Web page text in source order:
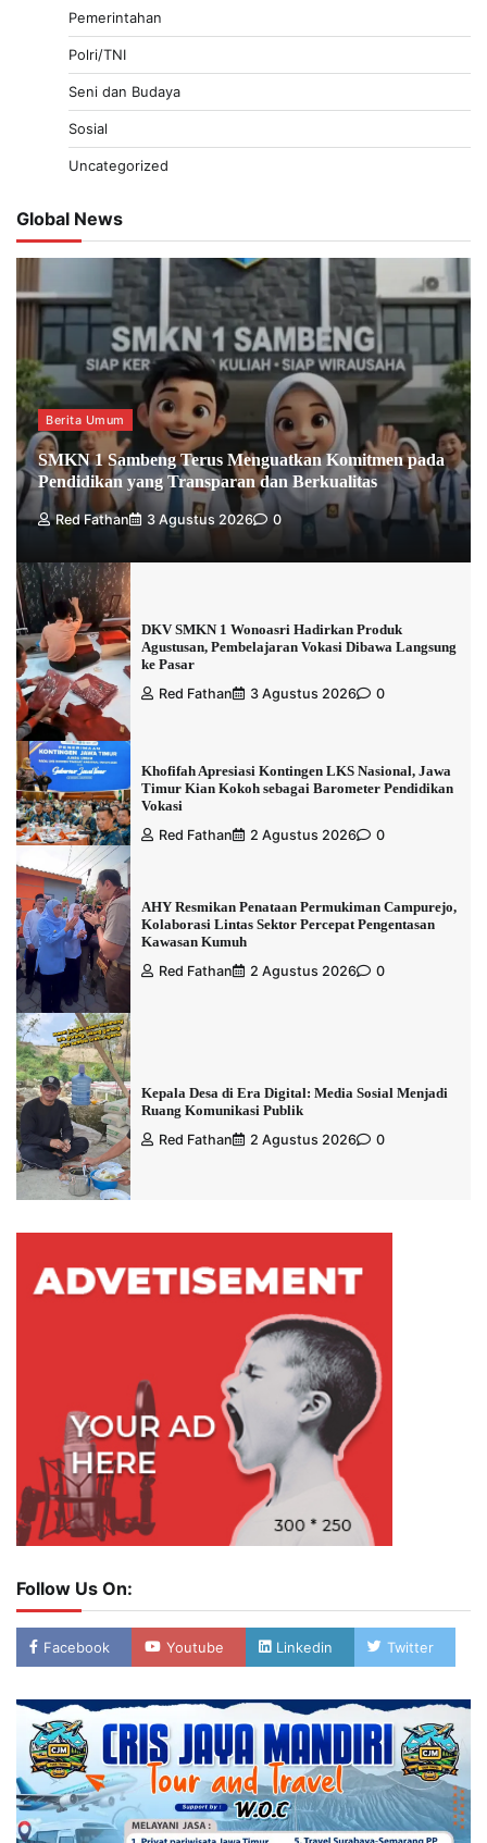
Pemerintahan
Polri/TNI
Seni dan Budaya
Sosial
Uncategorized
Global News
Berita Umum
SMKN 1 Sambeng Terus Menguatkan Komitmen pada
Pendidikan yang Transparan dan Berkualitas
Red Fathan 3 Agustus 2026 0
DKV SMKN 1 Wonoasri Hadirkan Produk
Agustusan, Pembelajaran Vokasi Dibawa Langsung
ke Pasar
Red Fathan
3 Agustus 2026 0
Khofifah Apresiasi Kontingen LKS Nasional, Jawa
Timur Kian Kokoh sebagai Barometer Pendidikan
Vokasi
Red Fathan
2 Agustus 2026 0
AHY Resmikan Penataan Permukiman Campurejo,
Kolaborasi Lintas Sektor Percepat Pengentasan
Kawasan Kumuh
Red Fathan
2 Agustus 2026 0
Kepala Desa di Era Digital: Media Sosial Menjadi
Ruang Komunikasi Publik
Red Fathan
2 Agustus 2026 0
Follow Us On:
Facebook Youtube Linkedin Twitter